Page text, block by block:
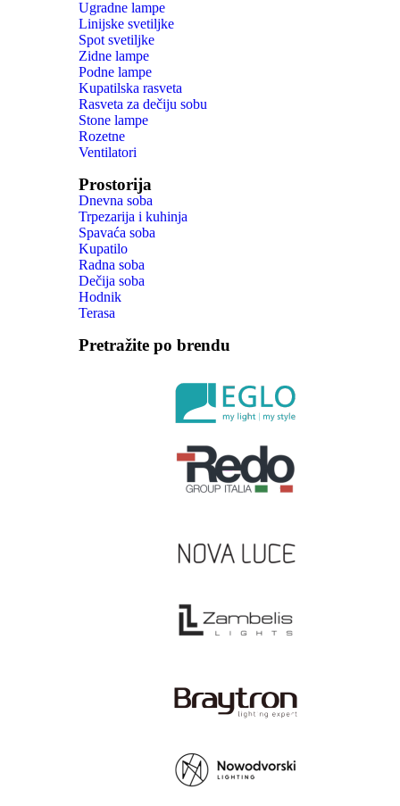
Ugradne lampe
Linijske svetiljke
Spot svetiljke
Zidne lampe
Podne lampe
Kupatilska rasveta
Rasveta za dečiju sobu
Stone lampe
Rozetne
Ventilatori
Prostorija
Dnevna soba
Trpezarija i kuhinja
Spavaća soba
Kupatilo
Radna soba
Dečija soba
Hodnik
Terasa
Pretražite po brendu